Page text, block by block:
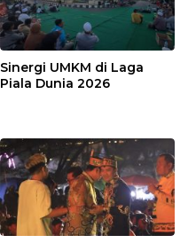
Sinergi UMKM di Laga
Piala Dunia 2026